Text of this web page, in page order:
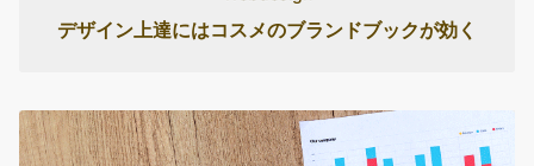
デザイン上達にはコスメのブランドブックが効く